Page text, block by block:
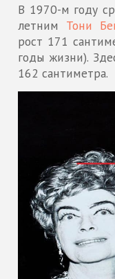
В 1970-м году
летним Тони
рост 171
годы жизни).
162 сантиметра.